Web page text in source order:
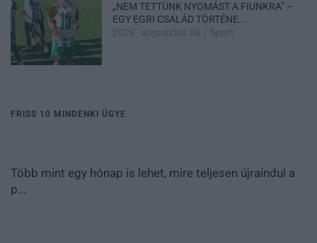
„NEM TETTÜNK NYOMÁST A FIUNKRA” –
EGY EGRI CSALÁD TÖRTÉNE...
2026. augusztus 06 Sport
FRISS 10 MINDENKI ÜGYE
Több mint egy hónap is lehet, mire teljesen újraindul a
p...